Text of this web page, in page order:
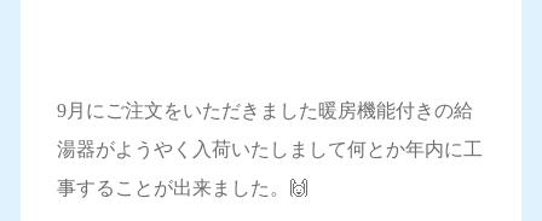
9月にご注文をいただきました暖房機能付きの給
湯器がようやく入荷いたしまして何とか年内に工
事することが出来ました。🙌